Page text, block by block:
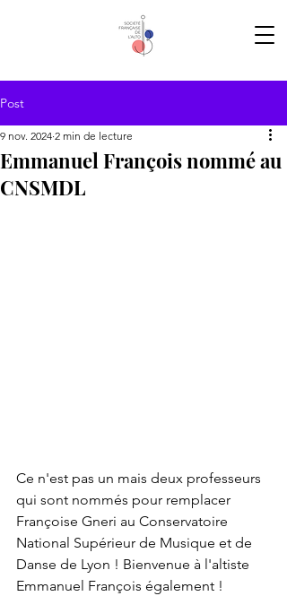
Post
Emmanuel François nommé au
CNSMDL
9 nov. 2024 2 min de lecture
Ce n'est pas un mais deux professeurs
qui sont nommés pour remplacer
Françoise Gneri au Conservatoire
National Supérieur de Musique et de
Danse de Lyon ! Bienvenue à l'altiste
Emmanuel François également !